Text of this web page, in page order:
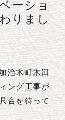
ーショ
りまし
治木町木田
ング工事が
合を待って